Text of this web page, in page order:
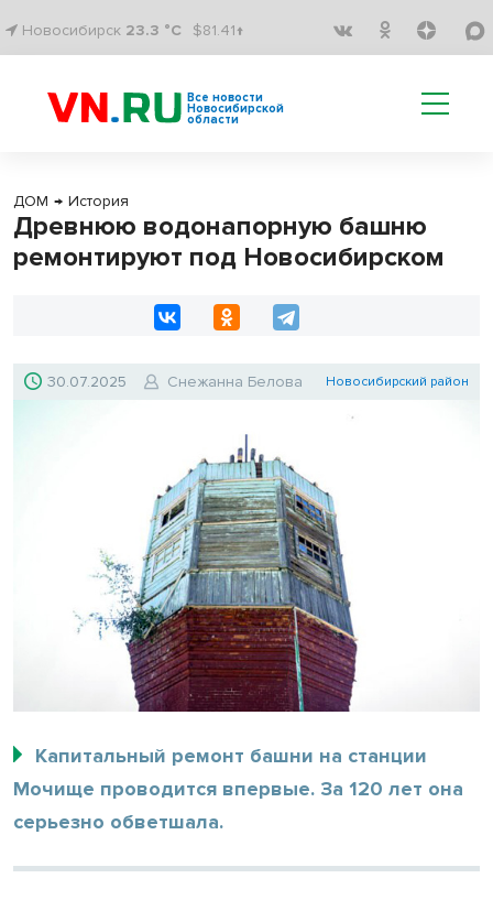
Новосибирск 23.3 °C $81.41↑
Все новости
Новосибирской
области
ДОМ → История
Древнюю водонапорную башню
ремонтируют под Новосибирском
30.07.2025 Снежанна Белова Новосибирский район
Капитальный ремонт башни на станции
Мочище проводится впервые. За 120 лет она
серьезно обветшала.